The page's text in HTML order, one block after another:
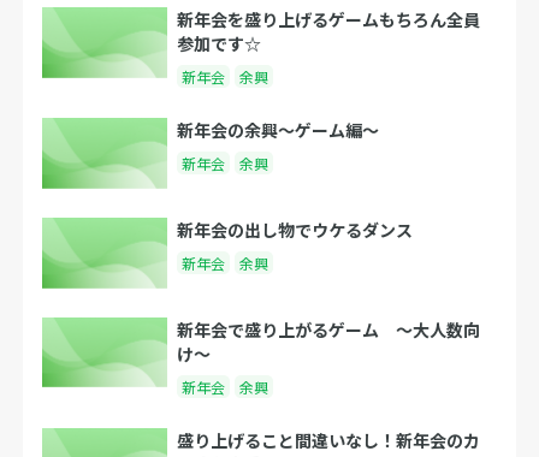
新年会を盛り上げるゲームもちろん全員
参加です☆
新年会 余興
新年会の余興〜ゲーム編〜
新年会 余興
新年会の出し物でウケるダンス
新年会 余興
新年会で盛り上がるゲーム 〜大人数向
け〜
新年会 余興
盛り上げること間違いなし！新年会のカ